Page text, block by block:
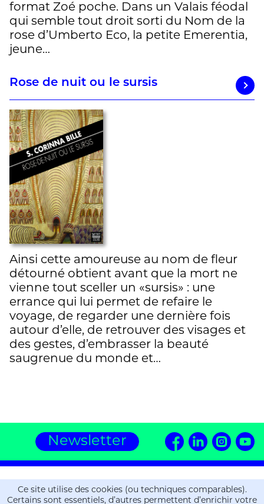
format Zoé poche. Dans un Valais féodal
qui semble tout droit sorti du Nom de la
rose d’Umberto Eco, la petite Emerentia,
jeune…
Rose de nuit ou le sursis
Ainsi cette amoureuse au nom de fleur
détourné obtient avant que la mort ne
vienne tout sceller un «sursis» : une
errance qui lui permet de refaire le
voyage, de regarder une dernière fois
autour d’elle, de retrouver des visages et
des gestes, d’embrasser la beauté
saugrenue du monde et…
Newsletter
Editions ZOE
16, chemin de la Gravière
Ce site utilise des cookies (ou techniques comparables).
Certains sont essentiels, d’autres permettent d’enrichir votre